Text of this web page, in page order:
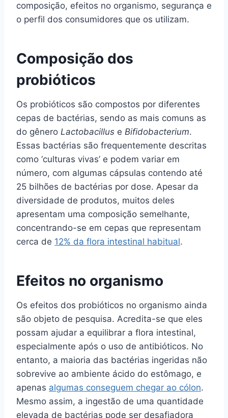
composição, efeitos no organismo, segurança e
o perfil dos consumidores que os utilizam.
Composição dos
probióticos
Os probióticos são compostos por diferentes
cepas de bactérias, sendo as mais comuns as
do gênero Lactobacillus e Bifidobacterium.
Essas bactérias são frequentemente descritas
como ‘culturas vivas’ e podem variar em
número, com algumas cápsulas contendo até
25 bilhões de bactérias por dose. Apesar da
diversidade de produtos, muitos deles
apresentam uma composição semelhante,
concentrando-se em cepas que representam
cerca de 12% da flora intestinal habitual.
Efeitos no organismo
Os efeitos dos probióticos no organismo ainda
são objeto de pesquisa. Acredita-se que eles
possam ajudar a equilibrar a flora intestinal,
especialmente após o uso de antibióticos. No
entanto, a maioria das bactérias ingeridas não
sobrevive ao ambiente ácido do estômago, e
apenas algumas conseguem chegar ao cólon.
Mesmo assim, a ingestão de uma quantidade
elevada de bactérias pode ser desafiadora